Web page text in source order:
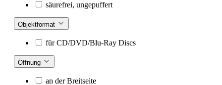
säurefrei, ungepuffert
Objektformat
für CD/DVD/Blu-Ray Discs
Öffnung
an der Breitseite